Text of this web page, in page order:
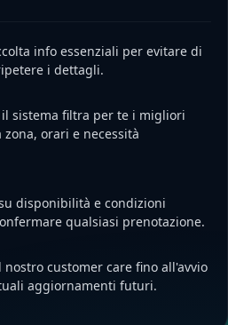
info essenziali per evitare di
i dettagli.
il sistema filtra per te i migliori
orari e necessità
disponibilità e condizioni
qualsiasi prenotazione.
nostro customer care fino all'avvio
aggiornamenti futuri.